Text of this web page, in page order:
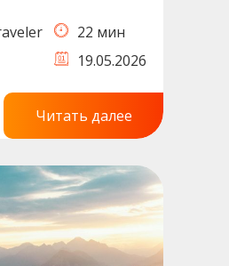
22 мин
19.05.2026
Читать далее